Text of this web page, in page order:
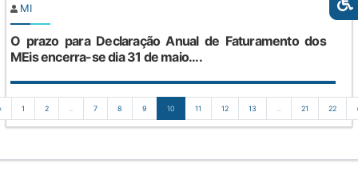
MI
O prazo para Declaração Anual de Faturamento dos
MEis encerra-se dia 31 de maio....
‹ 1 2 7 8 9 10 11 12 13 21 22 ›